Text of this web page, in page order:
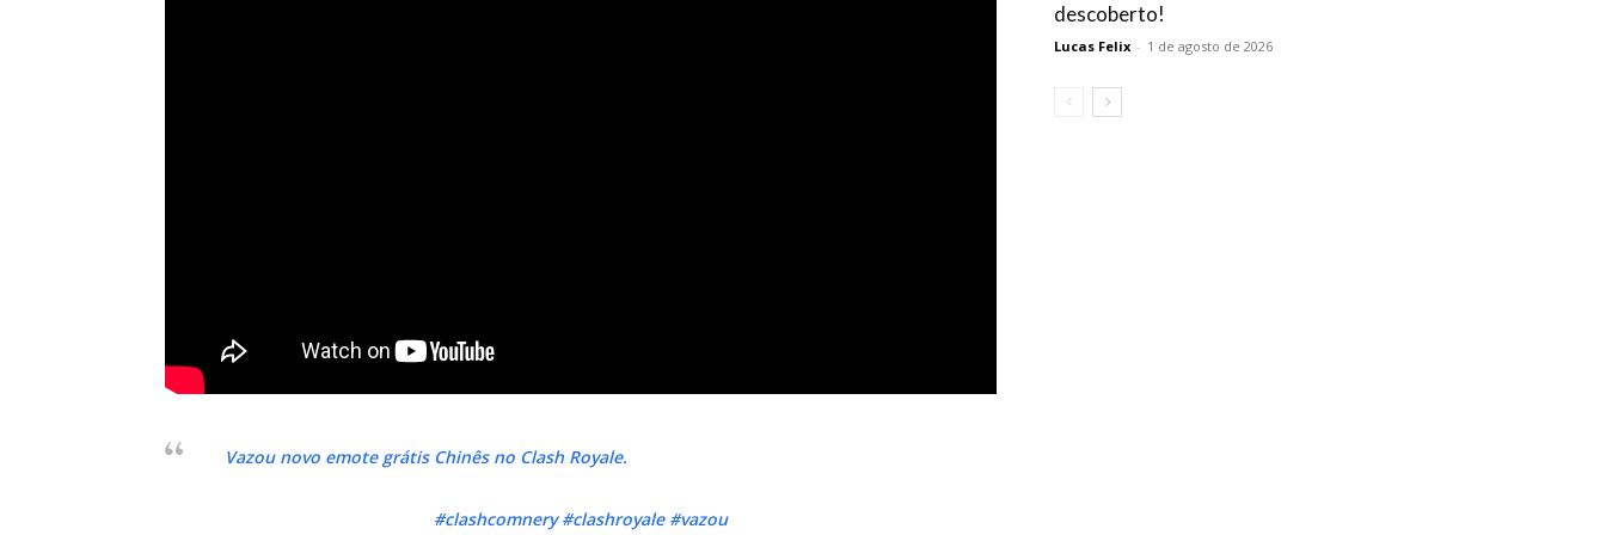
Vazou novo emote grátis Chinês no Clash Royale.
#clashcomnery #clashroyale #vazou
descoberto!
Lucas Felix - 1 de agosto de 2026